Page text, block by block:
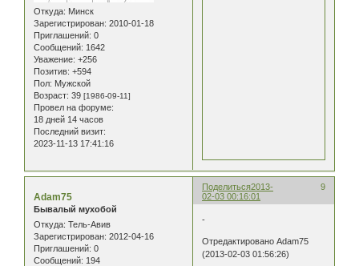
Откуда: Минск
Зарегистрирован: 2010-01-18
Приглашений: 0
Сообщений: 1642
Уважение: +256
Позитив: +594
Пол: Мужской
Возраст: 39 [1986-09-11]
Провел на форуме:
18 дней 14 часов
Последний визит:
2023-11-13 17:41:16
Поделиться 9
2013-
02-03 00:16:01
Adam75
Бывалый мухобой
Откуда: Тель-Авив
Зарегистрирован: 2012-04-16
Приглашений: 0
Сообщений: 194
-
Отредактировано Adam75
(2013-02-03 01:56:26)